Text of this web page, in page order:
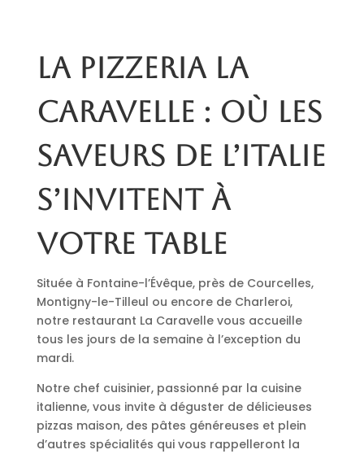
La pizzeria La
Caravelle : où les
saveurs de l’Italie
s’invitent à
votre table
Située à Fontaine-l’Évêque, près de Courcelles,
Montigny-le-Tilleul ou encore de Charleroi,
notre restaurant La Caravelle vous accueille
tous les jours de la semaine à l’exception du
mardi.
Notre chef cuisinier, passionné par la cuisine
italienne, vous invite à déguster de délicieuses
pizzas maison, des pâtes généreuses et plein
d’autres spécialités qui vous rappelleront la